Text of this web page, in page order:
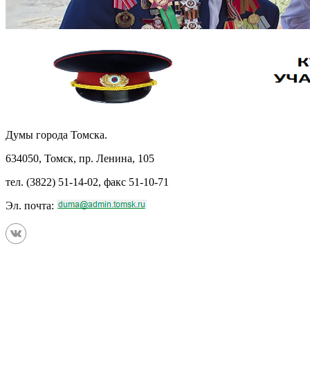
Думы города Томска.
634050, Томск, пр. Ленина, 105
тел. (3822) 51-14-02, факс 51-10-71
Эл. почта: